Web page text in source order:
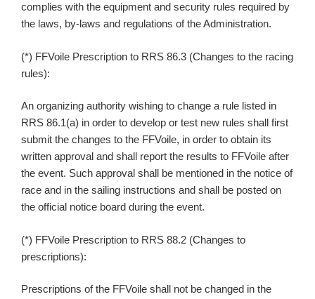
complies with the equipment and security rules required by
the laws, by-laws and regulations of the Administration.
(*) FFVoile Prescription to RRS 86.3 (Changes to the racing
rules):
An organizing authority wishing to change a rule listed in
RRS 86.1(a) in order to develop or test new rules shall first
submit the changes to the FFVoile, in order to obtain its
written approval and shall report the results to FFVoile after
the event. Such approval shall be mentioned in the notice of
race and in the sailing instructions and shall be posted on
the official notice board during the event.
(*) FFVoile Prescription to RRS 88.2 (Changes to
prescriptions):
Prescriptions of the FFVoile shall not be changed in the